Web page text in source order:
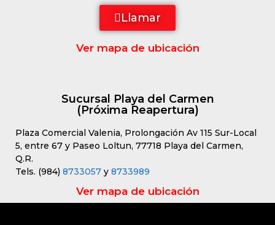
Llamar
Ver mapa de ubicación
Sucursal Playa del Carmen
(Próxima Reapertura)
Plaza Comercial Valenia, Prolongación Av 115 Sur-Local
5, entre 67 y Paseo Loltun, 77718 Playa del Carmen,
Q.R.
Tels. (984) 8733057 y 8733989
Ver mapa de ubicación